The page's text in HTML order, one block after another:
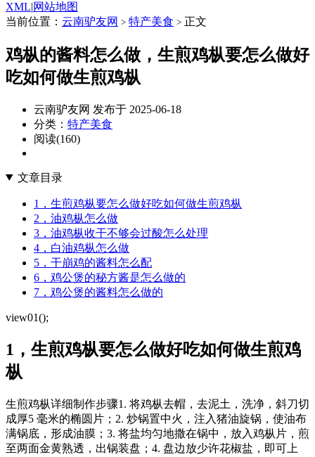
XML|网站地图
当前位置： 云南驴友网 > 特产美食 > 正文
鸡枞的酱料怎么做，生煎鸡枞要怎么做好
吃如何做生煎鸡枞
云南驴友网 发布于 2025-06-18
分类： 特产美食
阅读(160)
文章目录
1，生煎鸡枞要怎么做好吃如何做生煎鸡枞
2，油鸡枞怎么做
3，油鸡枞收干不够会过酸怎么处理
4，白油鸡枞怎么做
5，干崩鸡的酱料怎么配
6，鸡公煲的秘方酱是怎么做的
7，鸡公煲的酱料怎么做的
view01();
1，生煎鸡枞要怎么做好吃如何做生煎鸡
枞
生煎鸡枞详细制作步骤1. 将鸡枞去帽，去泥土，洗净，斜刀切
成厚5 毫米的椭圆片；2. 炒锅置中火，注入猪油旋锅，使油布
满锅底，形成油膜；3. 将盐均匀地撒在锅中，放入鸡枞片，煎
至两面金黄熟透，出锅装盘；4. 盘边放少许花椒盐，即可上